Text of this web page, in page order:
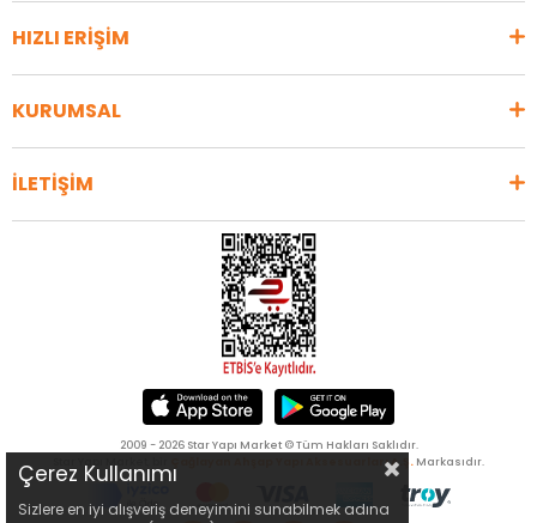
HIZLI ERİŞİM
KURUMSAL
İLETİŞİM
2009 - 2026 Star Yapı Market © Tüm Hakları Saklıdır.
Çağlayan Ahşap Yapı Aksesuarları A.Ş. Markasıdır.
Çerez Kullanımı
Sizlere en iyi alışveriş deneyimini sunabilmek adına